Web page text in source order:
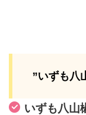
”いずも八
いずも八山